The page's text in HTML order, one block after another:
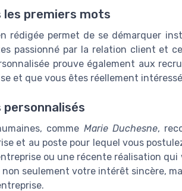
les premiers mots
rédigée permet de se démarquer
passionné par la relation client et
prouve également aux
et que vous êtes réellement
comme Marie Duchesne,
et au poste pour lequel vous
ou une récente réalisation
seulement votre intérêt sincère,